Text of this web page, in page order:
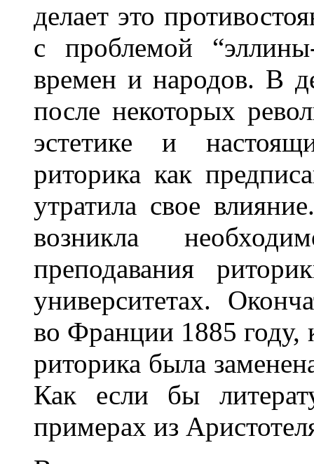
делает это
с проблемой
времен и народов. В
после некоторых
эстетике и
риторика как
утратила свое
возникла
преподавания
университетах.
во Франции 1885
риторика была
Как если бы
примерах из